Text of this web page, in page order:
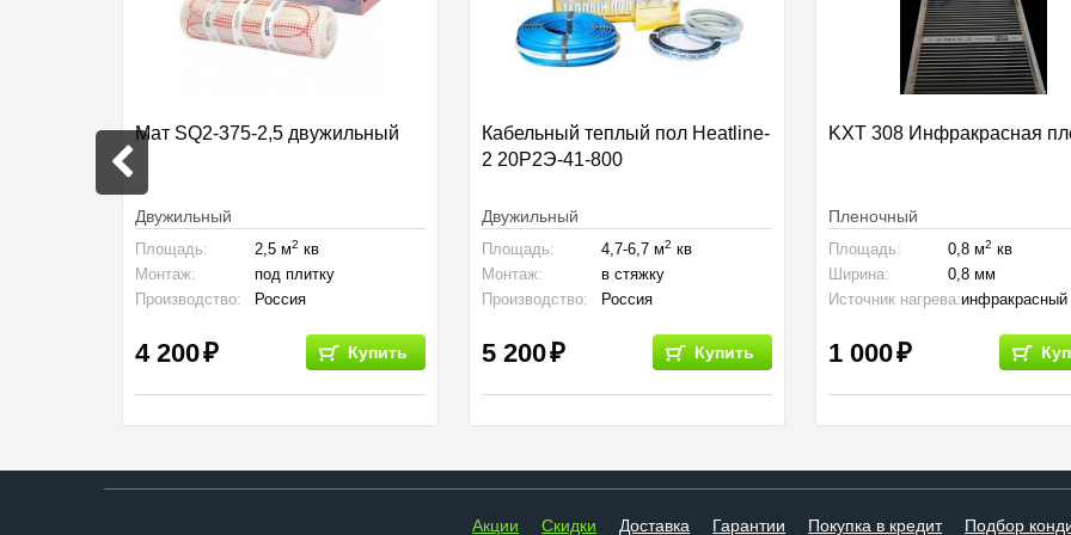
Мат SQ2-375-2,5 двужильный
Двужильный
Площадь: 2,5 м2 кв
Монтаж:
под плитку
Производство:
Россия
4 200 Купить
Кабельный теплый пол Heatline-
2 20Р2Э-41-800
Двужильный
Площадь: 4,7-6,7 м2 кв
Монтаж:
в стяжку
Производство:
Россия
5 200 Купить
KXT 308 Инфракрасная
Пленочный
Площадь: 0,8 м2 кв
Ширина:
0,8 мм
Источник нагрева:инфракрасный
1 000
Aкции Cкидки Доставка Гарантии Покупка в кредит Подбор